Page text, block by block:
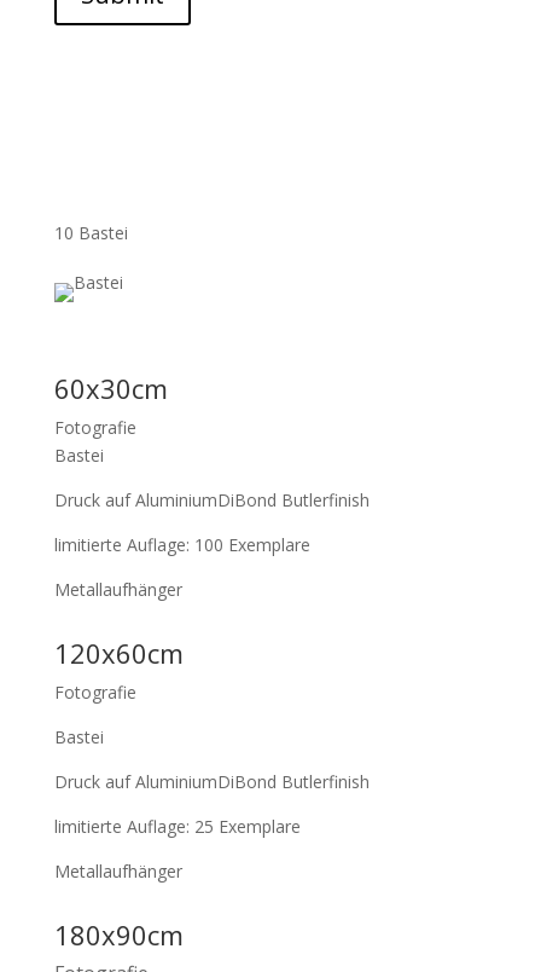
10 Bastei
60x30cm
Fotografie
Bastei
Druck auf AluminiumDiBond Butlerfinish
limitierte Auflage: 100 Exemplare
Metallaufhänger
120x60cm
Fotografie
Bastei
Druck auf AluminiumDiBond Butlerfinish
limitierte Auflage: 25 Exemplare
Metallaufhänger
180x90cm